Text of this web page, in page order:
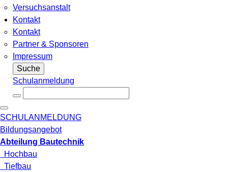
Versuchsanstalt
Kontakt
Kontakt
Partner & Sponsoren
Impressum
Suche
Schulanmeldung
SCHULANMELDUNG
Bildungsangebot
Abteilung Bautechnik
Hochbau
Tiefbau